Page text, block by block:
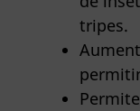
tripes.